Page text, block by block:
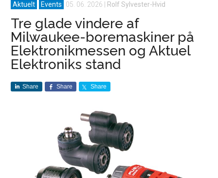
Aktuelt Events 05. 06. 2026 Rolf Sylvester-Hvid
Tre glade vindere af
Milwaukee-boremaskiner på
Elektronikmessen og Aktuel
Elektroniks stand
Share Share Share